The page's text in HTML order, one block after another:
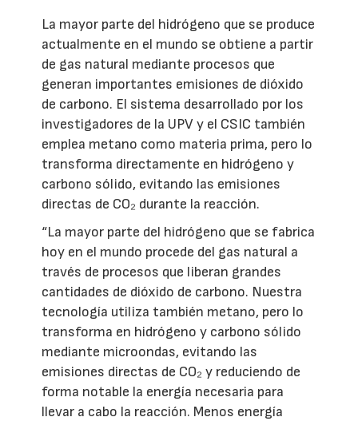
La mayor parte del hidrógeno que se produce
actualmente en el mundo se obtiene a partir
de gas natural mediante procesos que
generan importantes emisiones de dióxido
de carbono. El sistema desarrollado por los
investigadores de la UPV y el CSIC también
emplea metano como materia prima, pero lo
transforma directamente en hidrógeno y
carbono sólido, evitando las emisiones
directas de CO₂ durante la reacción.
“La mayor parte del hidrógeno que se fabrica
hoy en el mundo procede del gas natural a
través de procesos que liberan grandes
cantidades de dióxido de carbono. Nuestra
tecnología utiliza también metano, pero lo
transforma en hidrógeno y carbono sólido
mediante microondas, evitando las
emisiones directas de CO₂ y reduciendo de
forma notable la energía necesaria para
llevar a cabo la reacción. Menos energía